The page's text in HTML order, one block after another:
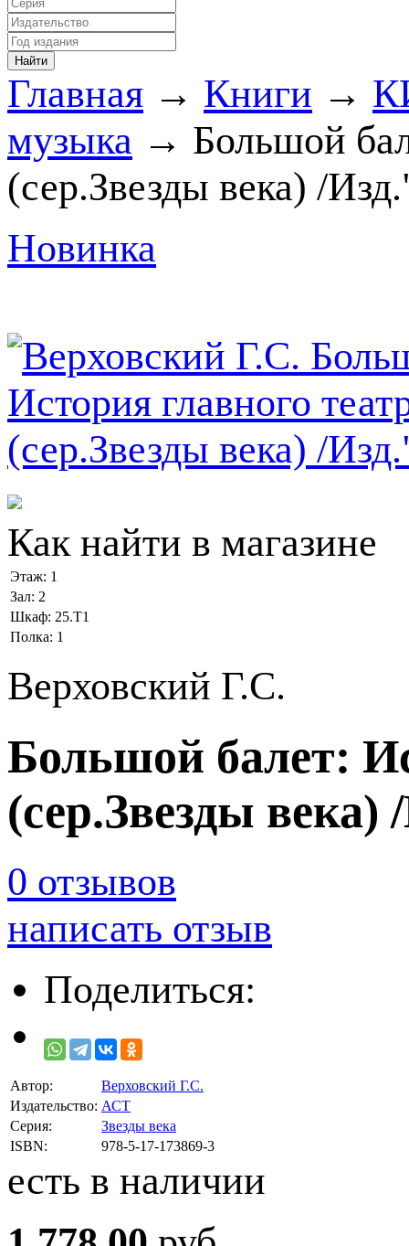
Главная → Книги →
музыка → Большой
(сер.Звезды века) /
Новинка
Как найти в магазине
Этаж: 1
Зал: 2
Шкаф: 25.Т1
Полка: 1
Верховский Г.С.
Большой балет:
(сер.Звезды
0 отзывов
написать отзыв
Поделиться:
Автор:
Верховский Г.С.
Издательство: АСТ
Серия:
Звезды века
ISBN:
978-5-17-173869-3
есть в наличии